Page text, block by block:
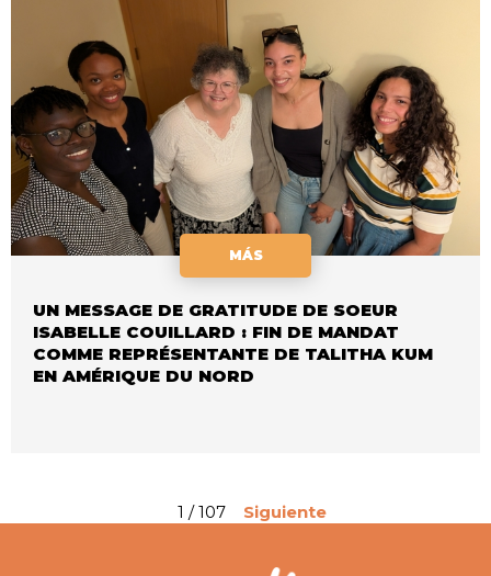
MÁS
UN MESSAGE DE GRATITUDE DE SOEUR
ISABELLE COUILLARD : FIN DE MANDAT
COMME REPRÉSENTANTE DE TALITHA KUM
EN AMÉRIQUE DU NORD
1 / 107 Siguiente